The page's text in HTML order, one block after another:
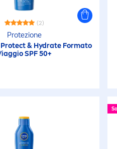
(2)
Protezione
Protect& Hydrate Formato
SPF 50+